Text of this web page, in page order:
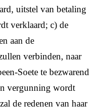
uitstel van betaling
verklaard; c) de
aan de
verbinden, naar
Soete te bezwarend
vergunning wordt
de redenen van haar